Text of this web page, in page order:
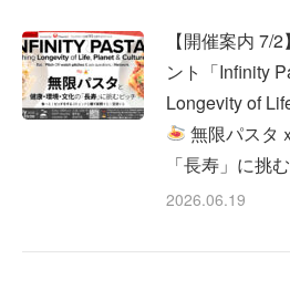
【開催案内 7/
ント「Infinity
Longevity of
無限パスタ
「長寿」に挑
2026.06.19